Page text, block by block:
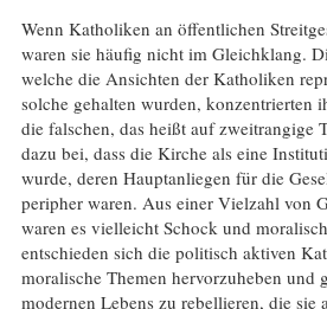
Wenn Katholiken an öffentlichen
waren sie häufig nicht im Gleichklang.
welche die Ansichten der Katholiken
solche gehalten wurden, konzentrierten
die falschen, das heißt auf zweitrangige
dazu bei, dass die Kirche als eine
wurde, deren Hauptanliegen für die
peripher waren. Aus einer Vielzahl von
waren es vielleicht Schock und
entschieden sich die politisch aktiven
moralische Themen hervorzuheben und
modernen Lebens zu rebellieren, die sie